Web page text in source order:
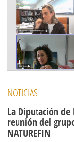
NOTICIAS
La Diputación de
reunión del
NATUREFIN